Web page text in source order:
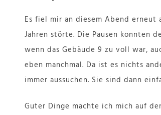
Es fiel mir an diesem Abend
Jahren störte. Die Pausen konnten
wenn das Gebäude 9 zu voll war,
eben manchmal. Da ist es nichts
immer aussuchen. Sie sind dann
Guter Dinge machte ich mich auf